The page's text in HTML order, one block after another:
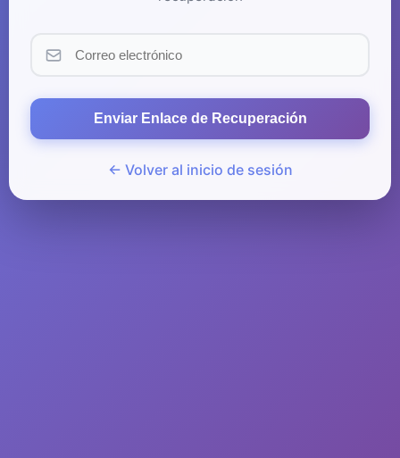
Enviar Enlace de Recuperación
← Volver al inicio de sesión